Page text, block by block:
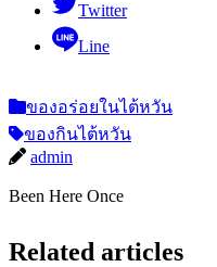
Twitter
Line
ของอร่อยในไต้หวัน
ของกินไต้หวัน
admin
Been Here Once
Related articles